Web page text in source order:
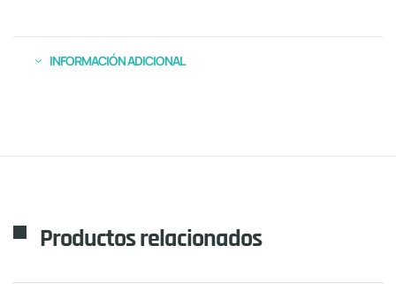
INFORMACIÓN ADICIONAL
Productos relacionados